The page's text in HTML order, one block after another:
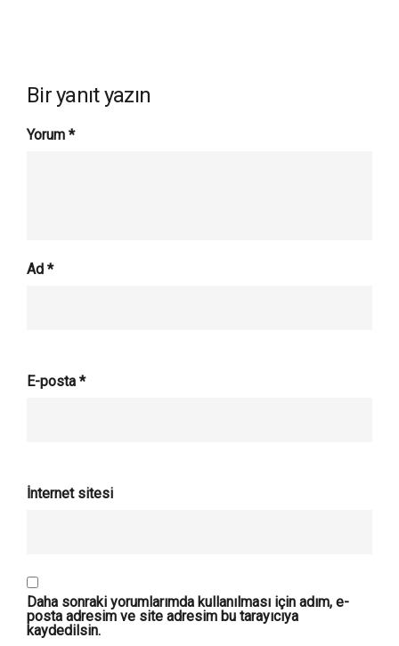
Bir yanıt yazın
Yorum *
Ad *
E-posta *
İnternet sitesi
Daha sonraki yorumlarımda kullanılması için adım, e-
posta adresim ve site adresim bu tarayıcıya
kaydedilsin.